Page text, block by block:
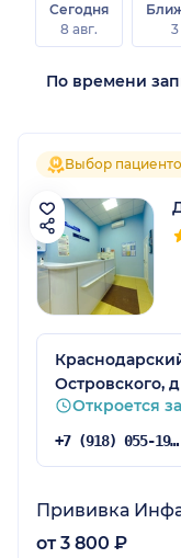
Сегодня
8 авг.
Выбор
Островского, д
Откроется
+7 (918) 055-19-70
Прививка
от 3 800 ₽